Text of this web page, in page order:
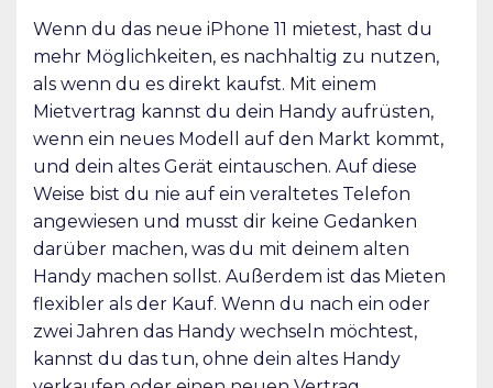
Wenn du das neue iPhone 11 mietest, hast du
mehr Möglichkeiten, es nachhaltig zu nutzen,
als wenn du es direkt kaufst. Mit einem
Mietvertrag kannst du dein Handy aufrüsten,
wenn ein neues Modell auf den Markt kommt,
und dein altes Gerät eintauschen. Auf diese
Weise bist du nie auf ein veraltetes Telefon
angewiesen und musst dir keine Gedanken
darüber machen, was du mit deinem alten
Handy machen sollst. Außerdem ist das Mieten
flexibler als der Kauf. Wenn du nach ein oder
zwei Jahren das Handy wechseln möchtest,
kannst du das tun, ohne dein altes Handy